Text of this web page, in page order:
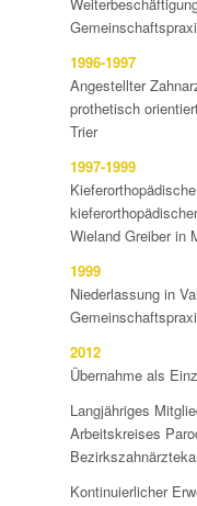
1996-1997
Angestellter
prothetisch
Trier
1997-1999
Wieland Greiber in
1999
Niederlassung in
2012
Übernahme als
Langjähriges
Arbeitskreises
Kontinuierlicher